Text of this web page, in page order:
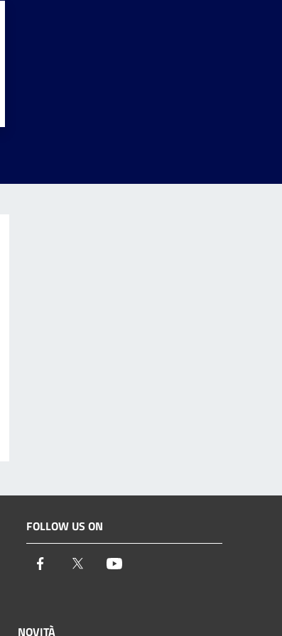
FOLLOW US ON
Facebook Twitter
NOVITÀ